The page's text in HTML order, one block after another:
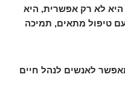
לא רק אפשרית, היא
טיפול מתאים, תמיכה
לאנשים לנהל חיים